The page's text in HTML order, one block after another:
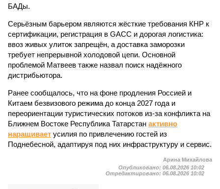
БАДы.
Серьёзным барьером являются жёсткие требования КНР к
сертификации, регистрация в GACC и дорогая логистика:
ввоз живых улиток запрещён, а доставка заморозки
требует непрерывной холодовой цепи. Основной
проблемой Матвеев также назвал поиск надёжного
дистрибьютора.
Ранее сообщалось, что на фоне продления Россией и
Китаем безвизового режима до конца 2027 года и
переориентации туристических потоков из-за конфликта на
Ближнем Востоке Республика Татарстан активно
наращивает усилия по привлечению гостей из
Поднебесной, адаптируя под них инфраструктуру и сервис.
Арина Михайлова
Опубликовано: 06.08.2026 10:02
Отредактировано: 06.08.2026 10:02